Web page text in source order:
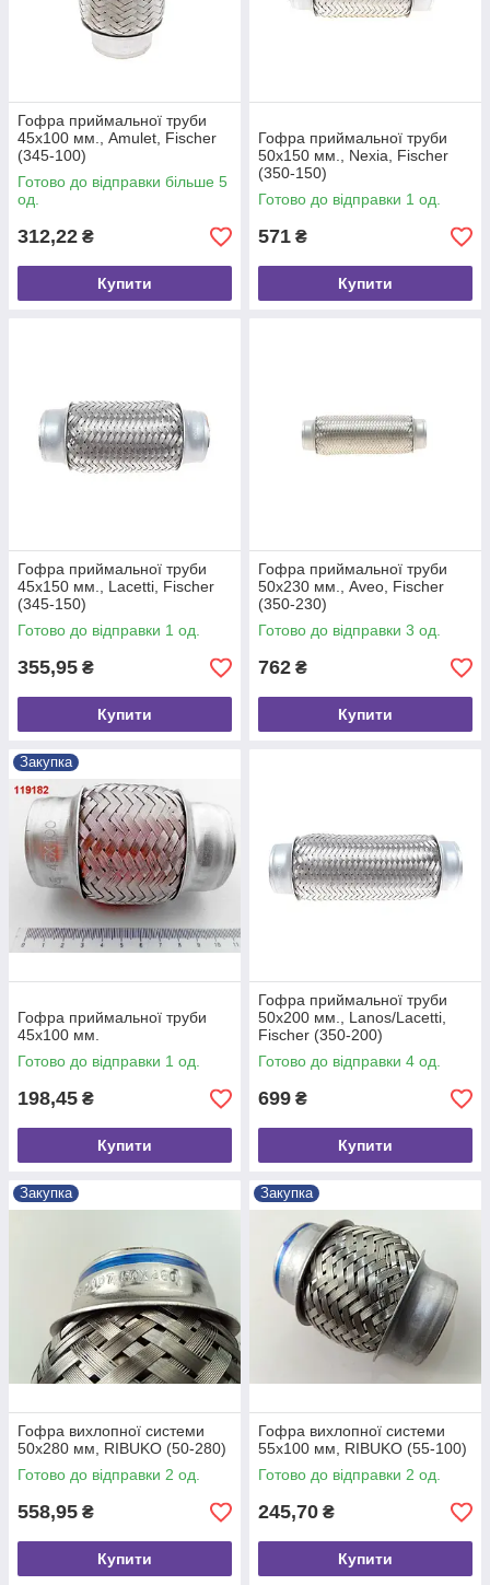
Гофра приймальної труби
45х100 мм., Amulet, Fischer
(345-100)
Готово до відправки більше 5
од.
312,22 ₴
Купити
Гофра приймальної труби
50х150 мм., Nexia, Fischer
(350-150)
Готово до відправки 1 од.
571 ₴
Купити
Гофра приймальної труби
45х150 мм., Lacetti, Fischer
(345-150)
Готово до відправки 1 од.
355,95 ₴
Купити
Гофра приймальної труби
50х230 мм., Aveo, Fischer
(350-230)
Готово до відправки 3 од.
762 ₴
Купити
Закупка
Гофра приймальної труби
45х100 мм.
Готово до відправки 1 од.
198,45 ₴
Купити
Гофра приймальної труби
50х200 мм., Lanos/Lacetti,
Fischer (350-200)
Готово до відправки 4 од.
699 ₴
Купити
Закупка
Гофра вихлопної системи
50х280 мм, RIBUKO (50-280)
Готово до відправки 2 од.
558,95 ₴
Купити
Закупка
Гофра вихлопної системи
55х100 мм, RIBUKO (55-100)
Готово до відправки 2 од.
245,70 ₴
Купити